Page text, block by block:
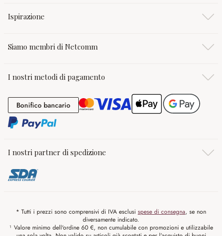
Ispirazione
Siamo membri di Netcomm
I nostri metodi di pagamento
Bonifico bancarioBonifico bancario
I nostri partner di spedizione
* Tutti i prezzi sono comprensivi di IVA esclusi spese di consegna, se non
diversamente indicato.
¹ Valore minimo dell'ordine 60 €, non cumulabile con promozioni e utilizzabile